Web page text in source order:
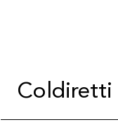
Coldiretti